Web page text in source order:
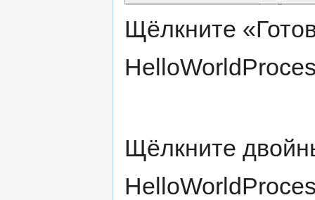
Щёлкните
Щёлкните